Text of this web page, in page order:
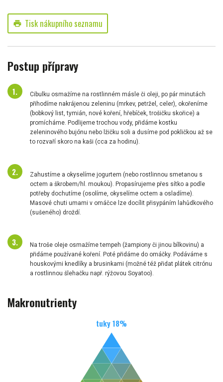
print Tisk nákupního seznamu
Postup přípravy
Cibulku osmažíme na rostlinném másle či oleji, po pár minutách
přihodíme nakrájenou zeleninu (mrkev, petržel, celer), okořeníme
(bobkový list, tymián, nové koření, hřebíček, trošičku skořice) a
promícháme. Podlijeme trochou vody, přidáme kostku
zeleninového bujónu nebo lžičku soli a dusíme pod pokličkou až se
to rozvaří skoro na kaši (cca za hodinu).
Zahustíme a okyselíme jogurtem (nebo rostlinnou smetanou s
octem a škrobem/hl. moukou). Propasírujeme přes sítko a podle
potřeby dochutíme (osolíme, okyselíme octem a osladíme).
Masové chuti umami v omáčce lze docílit přisypáním lahůdkového
(sušeného) droždí.
Na troše oleje osmažíme tempeh (žampiony či jinou bílkovinu) a
přidáme používané koření. Poté přidáme do omáčky. Podáváme s
houskovými knedlíky a brusinkami (možné též přidat plátek citrónu
a rostlinnou šlehačku např. rýžovou Soyatoo).
Makronutrienty
tuky18%